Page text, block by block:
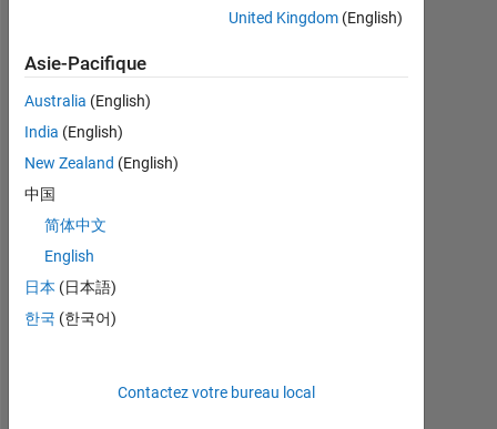
CONTRIBUTIONS
-2-1
2
3
4
United Kingdom(English)
Asie-Pacifique
Australia (English)
India (English)
New Zealand (English)
中国
简体中文
English
日本 (日本語)
한국 (한국어)
Contactez votre bureau local